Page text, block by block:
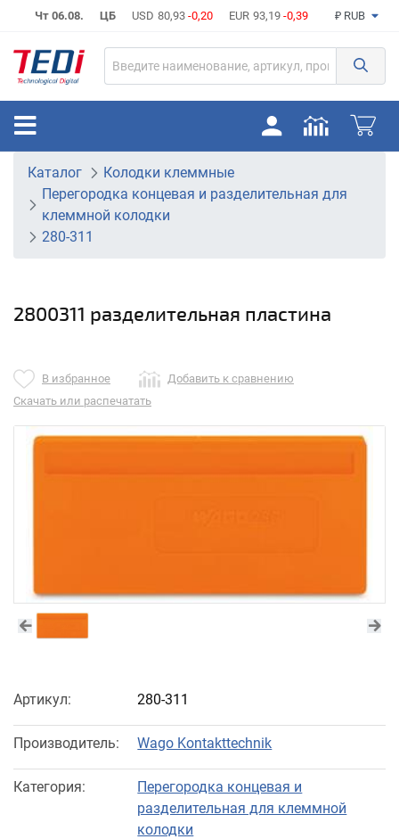
Чт 06.08. ЦБ USD 80,93 -0,20 EUR 93,19 -0,39 ₽ RUB
Каталог
Колодки клеммные
Перегородка концевая и разделительная для
клеммной колодки
280-311
2800311 разделительная пластина
В избранное
Добавить к сравнению
Скачать или распечатать
Артикул: 280-311
Производитель: Wago Kontakttechnik
Категория:
Перегородка концевая и
разделительная для клеммной
колодки